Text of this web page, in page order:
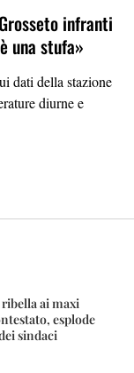
infranti
una stufa»
dati della stazione
diurne e
ribella ai maxi
esplode
sindaci